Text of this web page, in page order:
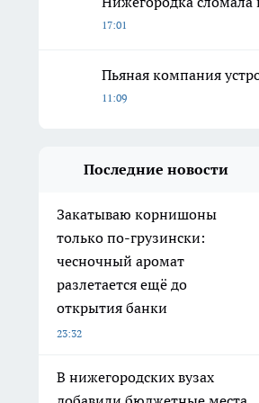
17:01
Пьяная компания
11:09
Последние новости
Закатываю корнишоны
только по-грузински:
чесночный аромат
разлетается ещё до
открытия банки
23:32
В нижегородских вузах